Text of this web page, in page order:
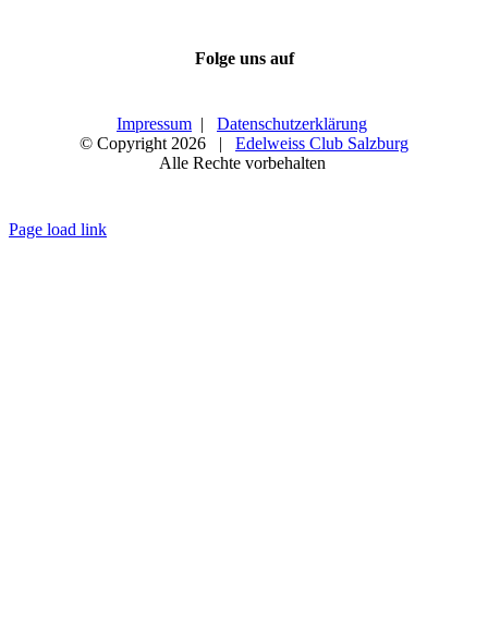
Folge uns auf
Impressum | Datenschutzerklärung
© Copyright 2026 | Edelweiss Club Salzburg
Alle Rechte vorbehalten
Page load link